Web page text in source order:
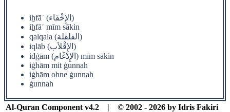
iẖfāʾ (الإِخْفَاء)
iẖfāʾ mīm sākin
qalqala (القلقلة)
iqlāb (الإِقْلاَب)
idġām (الإِدْغَام) mīm sākin
iġhām mit ġunnah
iġhām ohne ġunnah
ġunnah
Al-Quran Component v4.2 | © 2002 - 2026 by Idris Fakiri